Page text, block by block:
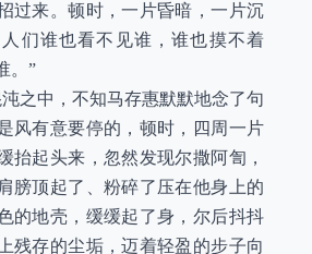
过来。顿时，一片昏暗，一片沉
们谁也看不见谁，谁也摸不着
。”
之中，不知马存惠默默地念了句
风有意要停的，顿时，四周一片
抬起头来，忽然发现尔撒阿訇，
膀顶起了、粉碎了压在他身上的
的地壳，缓缓起了身，尔后抖抖
残存的尘垢，迈着轻盈的步子向